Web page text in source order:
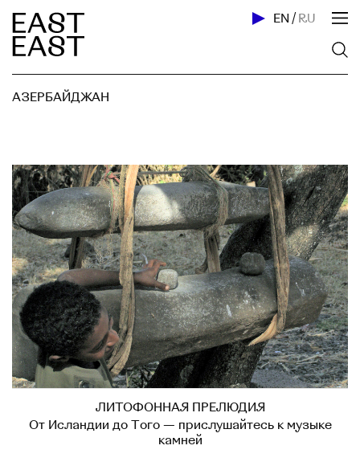
EN / RU
АЗЕРБАЙДЖАН
ЛИТОФОННАЯ ПРЕЛЮДИЯ
От Исландии до Того — прислушайтесь к музыке
камней